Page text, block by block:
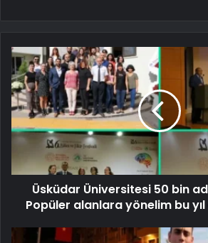
Üsküdar Üniversitesi 50 bin
Popüler alanlara yönelim bu